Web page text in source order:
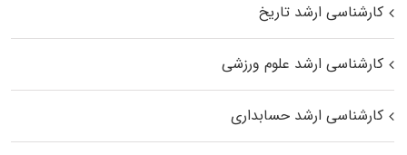
کارشناسی ارشد تاریخ
کارشناسی ارشد علوم ورزشی
کارشناسی ارشد حسابداری